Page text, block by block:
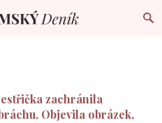
zachránila
Objevila obrázek,